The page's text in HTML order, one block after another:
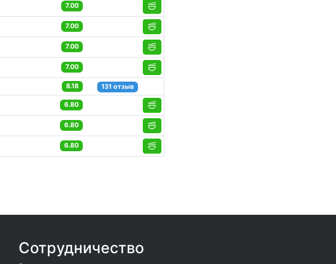
7.00
7.00
7.00
7.00
8.18 131 отзыв
6.80
6.80
6.80
Сотрудничество